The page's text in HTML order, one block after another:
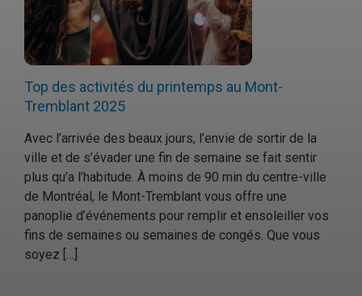
Top des activités du printemps au Mont-
Tremblant 2025
Avec l’arrivée des beaux jours, l’envie de sortir de la
ville et de s’évader une fin de semaine se fait sentir
plus qu’a l’habitude. À moins de 90 min du centre-ville
de Montréal, le Mont-Tremblant vous offre une
panoplie d’événements pour remplir et ensoleiller vos
fins de semaines ou semaines de congés. Que vous
soyez […]